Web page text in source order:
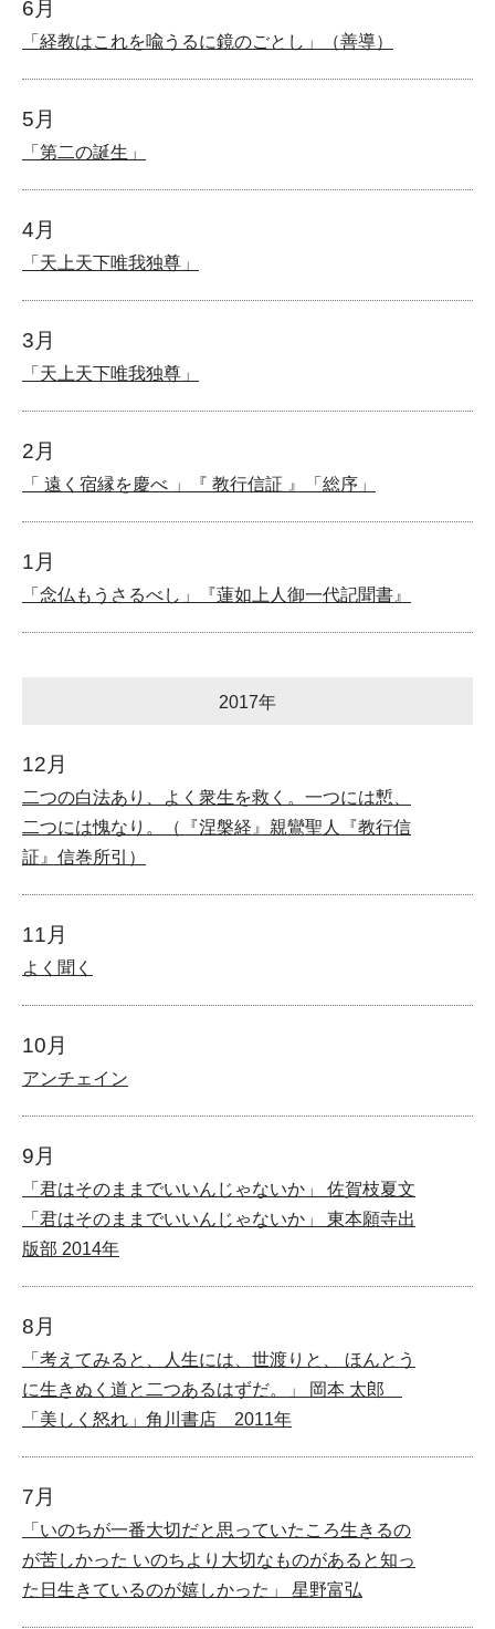
6月
「経教はこれを喩うるに鏡のごとし」（善導）
5月
「第二の誕生」
4月
「天上天下唯我独尊」
3月
「天上天下唯我独尊」
2月
「 遠く宿縁を慶べ 」『 教行信証 』「総序」
1月
「念仏もうさるべし」『蓮如上人御一代記聞書』
2017年
12月
二つの白法あり、よく衆生を救く。一つには慙、
二つには愧なり。（『涅槃経』親鸞聖人『教行信
証』信巻所引）
11月
よく聞く
10月
アンチェイン
9月
「君はそのままでいいんじゃないか」 佐賀枝夏文
「君はそのままでいいんじゃないか」 東本願寺出
版部 2014年
8月
「考えてみると、人生には、世渡りと、 ほんとう
に生きぬく道と二つあるはずだ。」 岡本 太郎
「美しく怒れ」角川書店 2011年
7月
「いのちが一番大切だと思っていたころ生きるの
が苦しかった いのちより大切なものがあると知っ
た日生きているのが嬉しかった」 星野富弘